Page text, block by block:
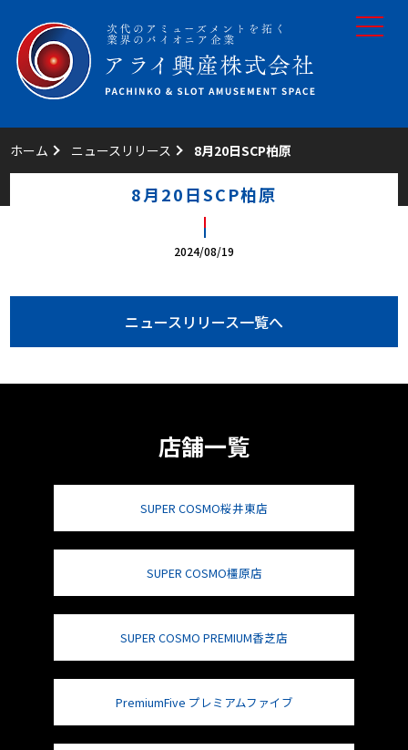
toggle
ホーム ニュースリリース 8月20日SCP柏原
8月20日SCP柏原
2024/08/19
ニュースリリース一覧へ
店舗一覧
SUPER COSMO桜井東店
SUPER COSMO橿原店
SUPER COSMO PREMIUM香芝店
PremiumFive プレミアムファイブ